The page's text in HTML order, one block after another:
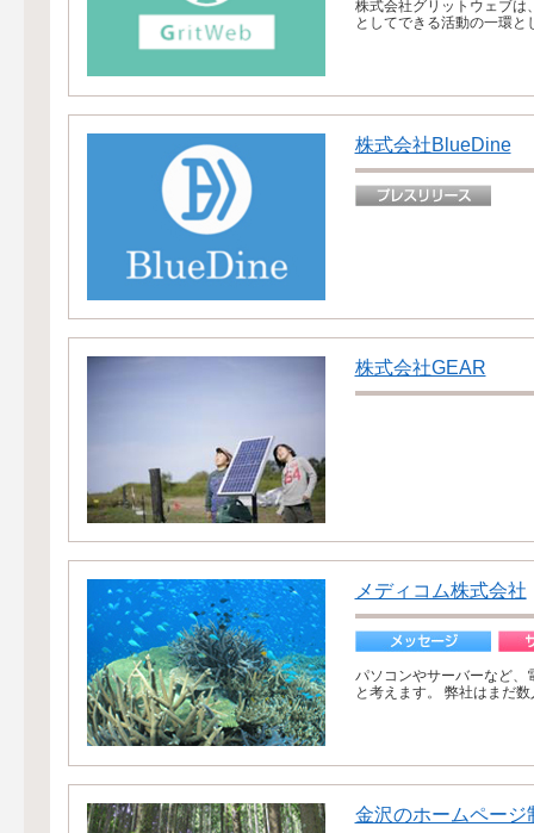
株式会社グリットウェブは
としてできる活動の一環
株式会社BlueDine
株式会社GEAR
メディコム株式会社
パソコンやサーバーなど、
と考えます。 弊社はまだ
金沢のホームページ